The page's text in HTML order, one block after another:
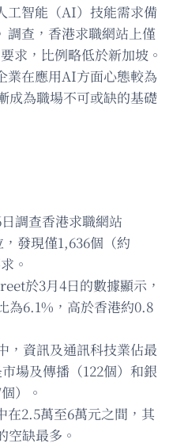
工智能（AI）技能需求備
調查，香港求職網站上僅
求，比例略低於新加坡。
業在應用AI方面心態較為
成為職場不可或缺的基礎
調查香港求職網站
發現僅1,636個（約
。
於3月4日的數據顯示，
為6.1%，高於香港約0.8
，資訊及通訊科技業佔最
場及傳播（122個）和銀
）。
在2.5萬至6萬元之間，其
空缺最多。